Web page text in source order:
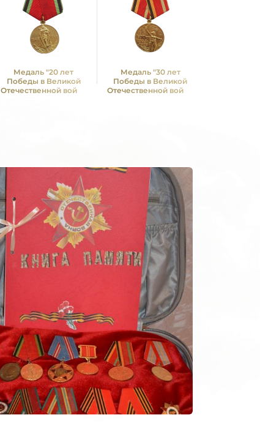
Медаль "20 лет
Победы в Великой
Отечественной войне
Медаль "30 лет
Победы в Великой
Отечественной войне